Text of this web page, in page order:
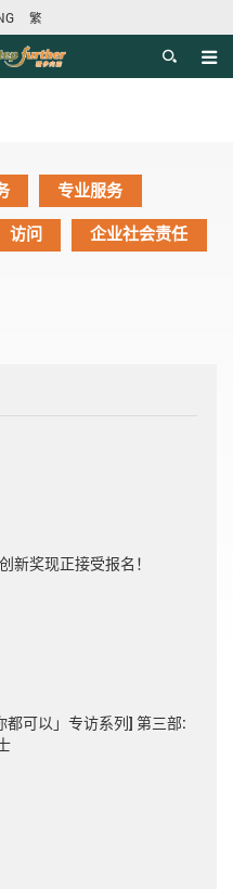
繁
目录
专业服务
访问 企业社会责任
新奖现正接受报名！
都可以」专访系列] 第三部: